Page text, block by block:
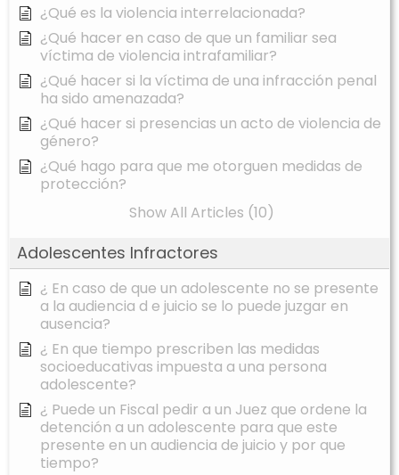
¿Qué es la violencia interrelacionada?
¿Qué hacer en caso de que un familiar sea
víctima de violencia intrafamiliar?
¿Qué hacer si la víctima de una infracción penal
ha sido amenazada?
¿Qué hacer si presencias un acto de violencia de
género?
¿Qué hago para que me otorguen medidas de
protección?
Show All Articles (10)
Adolescentes Infractores
¿ En caso de que un adolescente no se presente
a la audiencia d e juicio se lo puede juzgar en
ausencia?
¿ En que tiempo prescriben las medidas
socioeducativas impuesta a una persona
adolescente?
¿ Puede un Fiscal pedir a un Juez que ordene la
detención a un adolescente para que este
presente en un audiencia de juicio y por que
tiempo?